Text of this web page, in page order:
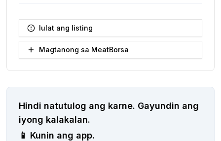
Iulat ang listing
Magtanong sa MeatBorsa
Hindi natutulog ang karne. Gayundin ang
iyong kalakalan.
📱 Kunin ang app.